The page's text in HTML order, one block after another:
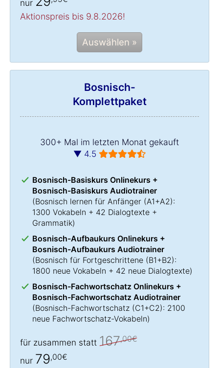
nur
Aktionspreis bis 9.8.2026!
Auswählen »
Bosnisch-
Komplettpaket
300+ Mal im letzten Monat gekauft
▼ 4.5
Bosnisch-Basiskurs Onlinekurs +
Bosnisch-Basiskurs Audiotrainer
(Bosnisch lernen für Anfänger (A1+A2):
1300 Vokabeln + 42 Dialogtexte +
Grammatik)
Bosnisch-Aufbaukurs Onlinekurs +
Bosnisch-Aufbaukurs Audiotrainer
(Bosnisch für Fortgeschrittene (B1+B2):
1800 neue Vokabeln + 42 neue Dialogtexte)
Bosnisch-Fachwortschatz Onlinekurs +
Bosnisch-Fachwortschatz Audiotrainer
(Bosnisch-Fachwortschatz (C1+C2): 2100
neue Fachwortschatz-Vokabeln)
für zusammen statt 167,00€
nur 79,00€